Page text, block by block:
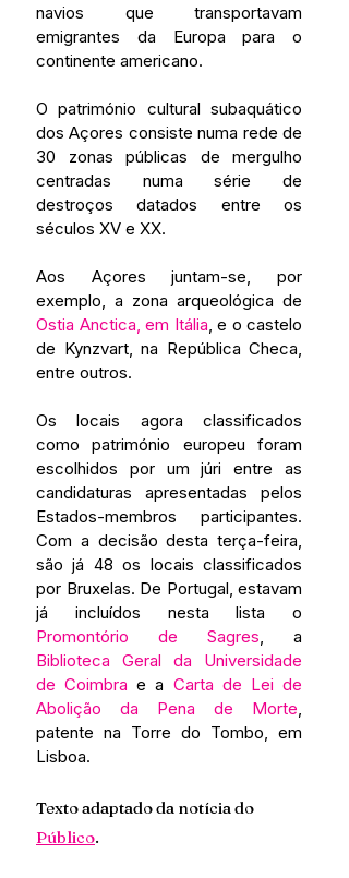
navios que transportavam
emigrantes da Europa para o
continente americano.
O património cultural subaquático
dos Açores consiste numa rede de
30 zonas públicas de mergulho
centradas numa série de
destroços datados entre os
séculos XV e XX.
Aos Açores juntam-se, por
Ostia Anctica, em Itália , e o castelo
de Kynzvart, na República Checa,
entre outros.
Os locais agora classificados
como património europeu foram
escolhidos por um júri entre as
candidaturas apresentadas pelos
Estados-membros participantes.
Com a decisão desta terça-feira,
são já 48 os locais classificados
por Bruxelas. De Portugal, estavam
Promontório de Sagres
Biblioteca Geral da Universidade
de Coimbra e a Carta de Lei de
Abolição da Pena de Morte
patente na Torre do Tombo, em
Lisboa.
Texto adaptado da notícia do
Público.